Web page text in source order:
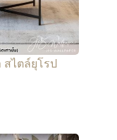
ไตล์ยุโรป